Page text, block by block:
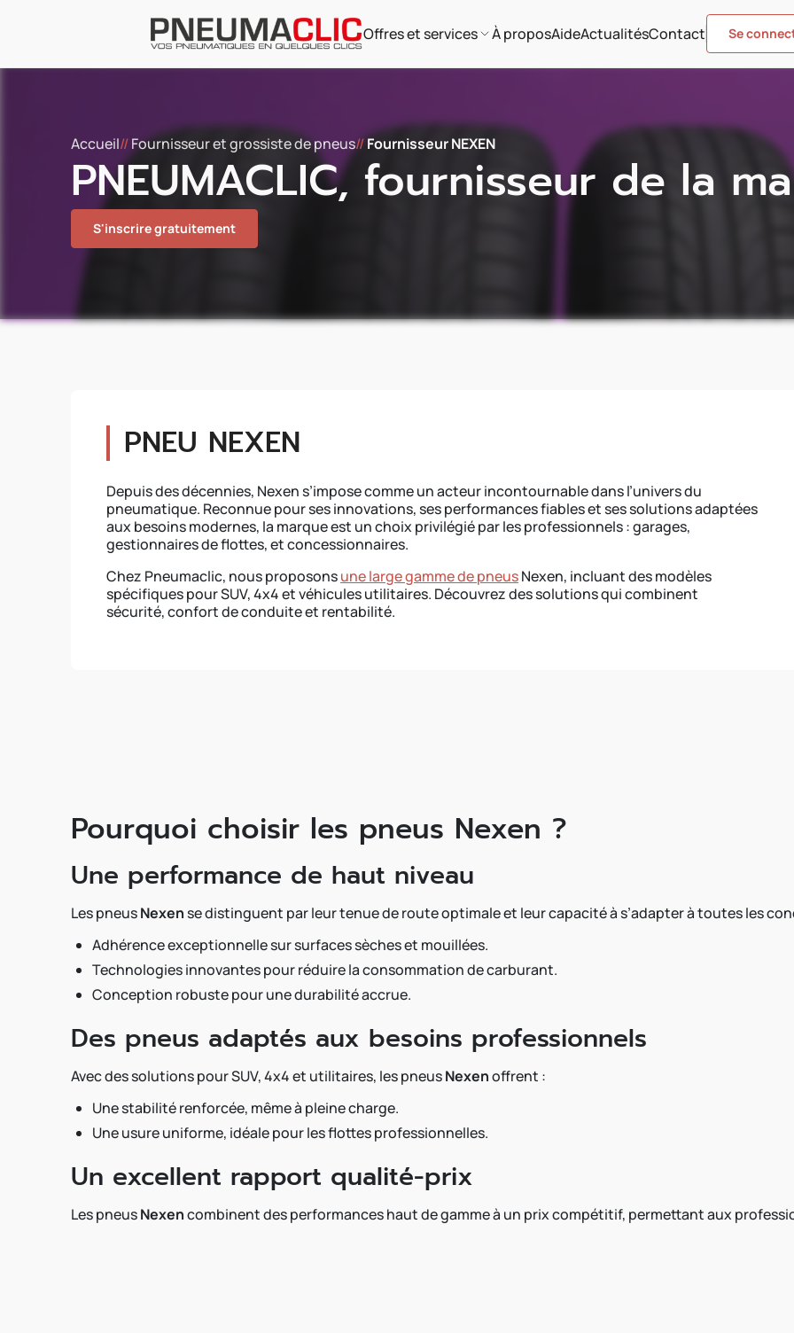
Offres et services À proposAideActualitésContact Se
Accueil//Fournisseur et grossiste de pneus//Fournisseur NEXEN
PNEUMACLIC, fournisseur de la
S'inscrire gratuitement
PNEU NEXEN
Depuis des décennies, Nexen s’impose comme un acteur incontournable dans l’univers du
pneumatique. Reconnue pour ses innovations, ses performances fiables et ses solutions adaptées
aux besoins modernes, la marque est un choix privilégié par les professionnels : garages,
gestionnaires de flottes, et concessionnaires.
Chez Pneumaclic, nous proposonsune large gamme de pneusNexen, incluant des modèles
spécifiques pour SUV, 4x4 et véhicules utilitaires. Découvrez des solutions qui combinent
sécurité, confort de conduite et rentabilité.
Pourquoi choisir les pneus Nexen ?
Une performance de haut niveau
Les pneusNexense distinguent par leur tenue de route optimale et leur capacité à s’adapter à toutes les
Adhérence exceptionnelle sur surfaces sèches et mouillées.
Technologies innovantes pour réduire la consommation de carburant.
Conception robuste pour une durabilité accrue.
Des pneus adaptés aux besoins professionnels
Avec des solutions pour SUV, 4x4 et utilitaires, les pneusNexenoffrent :
Une stabilité renforcée, même à pleine charge.
Une usure uniforme, idéale pour les flottes professionnelles.
Un excellent rapport qualité-prix
Les pneusNexencombinent des performances haut de gamme à un prix compétitif, permettant aux